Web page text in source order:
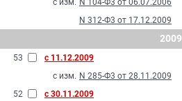
с изм. N 104-Ф3 от 06.07.2006
N 312-Ф3 от 17.12.2009
2009
53
с 11.12.2009
с изм. N 285-Ф3 от 28.11.2009
52
с 30.11.2009